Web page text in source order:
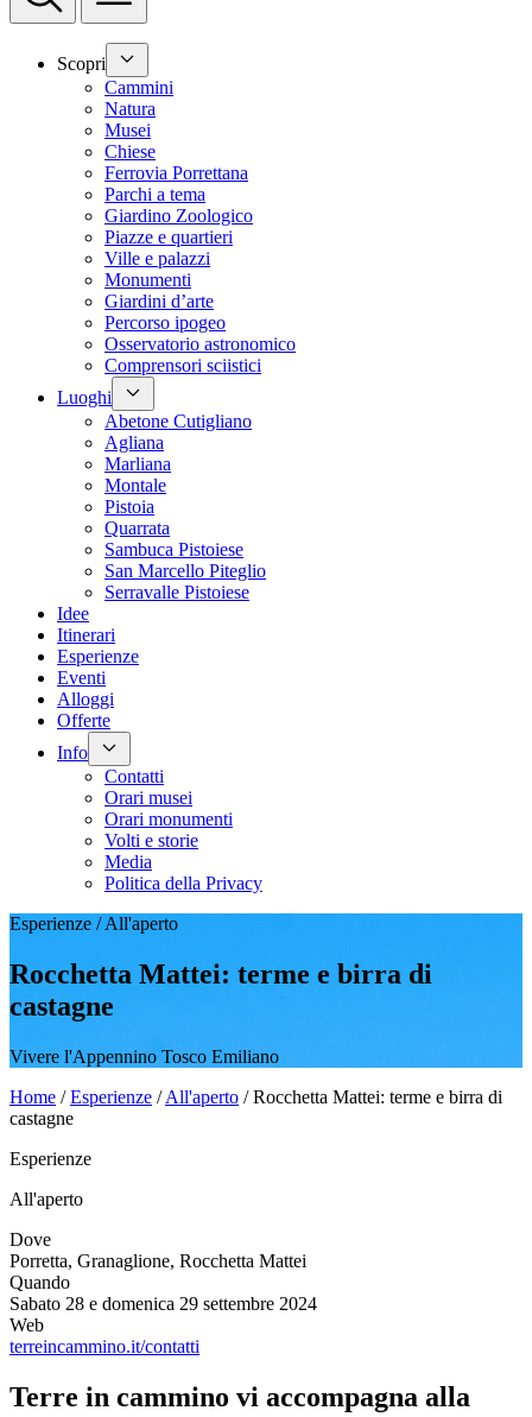
Scopri
Cammini
Natura
Musei
Chiese
Ferrovia Porrettana
Parchi a tema
Giardino Zoologico
Piazze e quartieri
Ville e palazzi
Monumenti
Giardini d’arte
Percorso ipogeo
Osservatorio astronomico
Comprensori sciistici
Luoghi
Abetone Cutigliano
Agliana
Marliana
Montale
Pistoia
Quarrata
Sambuca Pistoiese
San Marcello Piteglio
Serravalle Pistoiese
Idee
Itinerari
Esperienze
Eventi
Alloggi
Offerte
Info
Contatti
Orari musei
Orari monumenti
Volti e storie
Media
Politica della Privacy
Esperienze / All'aperto
Rocchetta Mattei: terme e birra di
castagne
Vivere l'Appennino Tosco Emiliano
Home /Esperienze /All'aperto /Rocchetta Mattei: terme e birra di
castagne
Esperienze
All'aperto
Dove
Porretta, Granaglione, Rocchetta Mattei
Quando
Sabato 28 e domenica 29 settembre 2024
Web
terreincammino.it/contatti
Terre in cammino vi accompagna alla